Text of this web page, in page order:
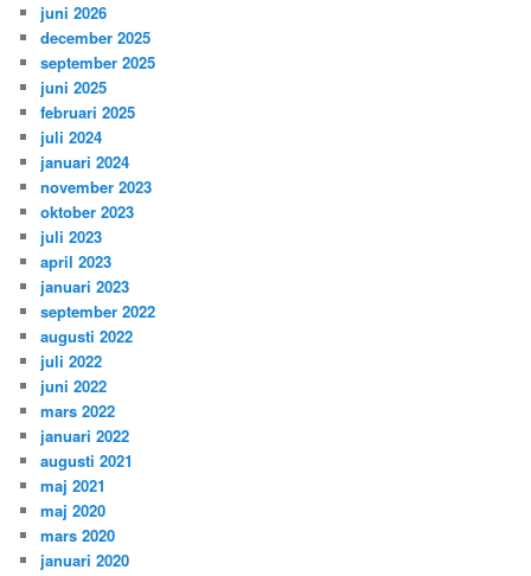
juni 2026
december 2025
september 2025
juni 2025
februari 2025
juli 2024
januari 2024
november 2023
oktober 2023
juli 2023
april 2023
januari 2023
september 2022
augusti 2022
juli 2022
juni 2022
mars 2022
januari 2022
augusti 2021
maj 2021
maj 2020
mars 2020
januari 2020